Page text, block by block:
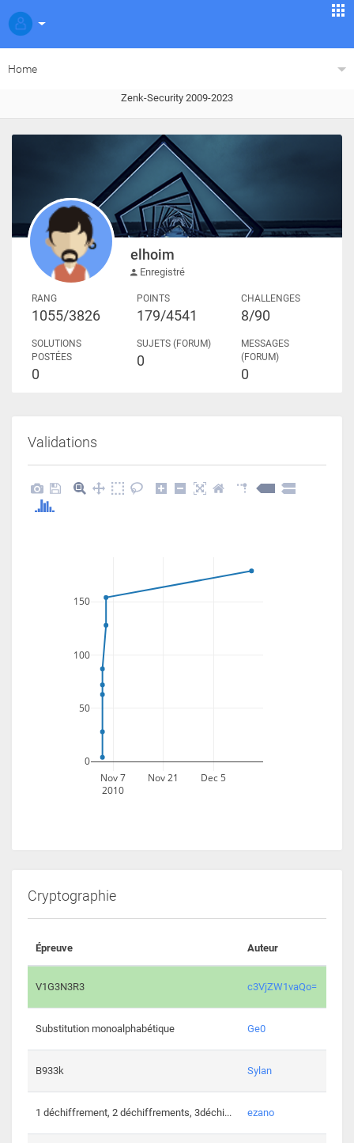
Home
Zenk-Security 2009-2023
elhoim
Enregistré
RANG
1055/3826
POINTS
179/4541
CHALLENGES
8/90
SOLUTIONS
POSTÉES
0
SUJETS (FORUM)
0
MESSAGES
(FORUM)
0
Validations
Nov 7
2010
Nov 21 Dec 5
0
50
100
150
Cryptographie
Épreuve Auteur
V1G3N3R3 c3VjZW1vaQo=
Substitution monoalphabétique Ge0
B933k Sylan
1 déchiffrement, 2 déchiffrements, 3déchi... ezano